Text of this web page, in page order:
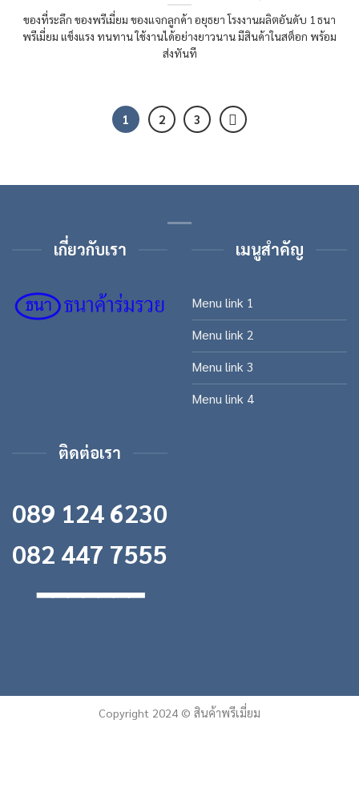
ของที่ระลึก ของพรีเมี่ยม ของแจกลูกค้า อยุธยา โรงงานผลิตอันดับ 1 ธนา
พรีเมี่ยม แข็งแรง ทนทาน ใช้งานได้อย่างยาวนาน มีสินค้าในสต็อก พร้อม
ส่งทันที
1 2 3
เกี่ยวกับเรา เมนูสำคัญ
Menu link 1
Menu link 2
Menu link 3
Menu link 4
ติดต่อเรา
089 124 6230
082 447 7555
━━━━━━━
Copyright 2024 © สินค้าพรีเมี่ยม